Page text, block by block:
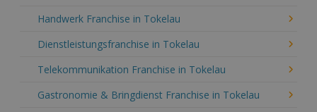
Handwerk Franchise in Tokelau
Dienstleistungsfranchise in Tokelau
Telekommunikation Franchise in Tokelau
Gastronomie & Bringdienst Franchise in Tokelau